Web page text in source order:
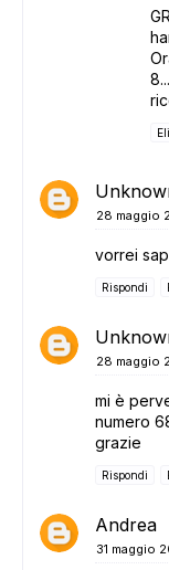
28 maggio
vorrei
Rispondi
28 maggio
mi è
numero
grazie
Rispondi
Andrea
31 maggio